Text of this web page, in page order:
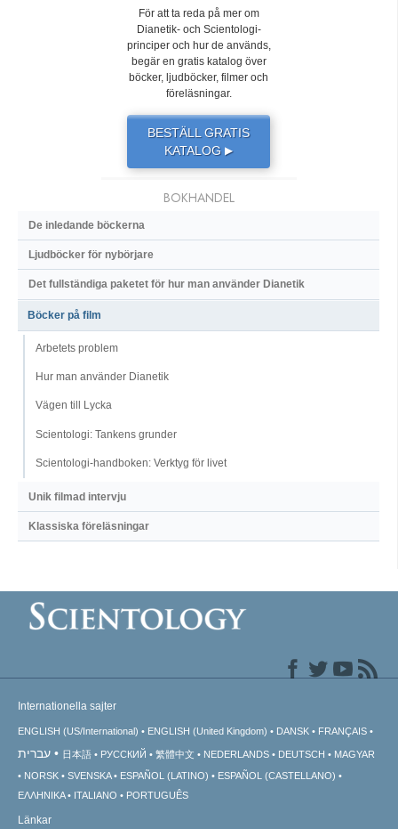
För att ta reda på mer om
Dianetik- och Scientologi-
principer och hur de används,
begär en gratis katalog över
böcker, ljudböcker, filmer och
föreläsningar.
BESTÄLL GRATIS
KATALOG ▶
BOKHANDEL
De inledande böckerna
Ljudböcker för nybörjare
Det fullständiga paketet för hur man använder Dianetik
Böcker på film
Arbetets problem
Hur man använder Dianetik
Vägen till Lycka
Scientologi: Tankens grunder
Scientologi-handboken: Verktyg för livet
Unik filmad intervju
Klassiska föreläsningar
Internationella sajter
ENGLISH (US/International) ENGLISH (United Kingdom) DANSK FRANÇAIS
עברית 日本語 РУССКИЙ 繁體中文 NEDERLANDS DEUTSCH
MAGYAR
NORSK
SVENSKA ESPAÑOL (LATINO)
ESPAÑOL (CASTELLANO)
ΕΛΛΗΝΙΚA
ITALIANO PORTUGUÊS
Länkar